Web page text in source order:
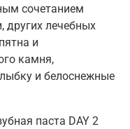
сочетанием
других лечебных
и
камня,
и белоснежные
паста DAY 2